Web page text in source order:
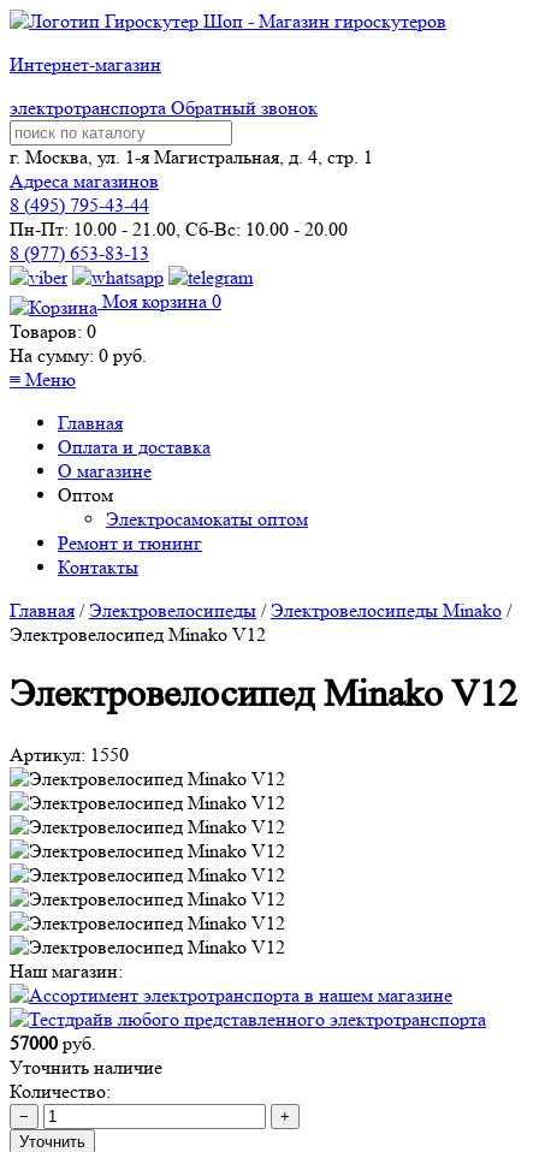
Интернет-магазин
электротранспорта Обратный звонок
г. Москва, ул. 1-я Магистральная, д. 4, стр. 1
Адреса магазинов
8 (495) 795-43-44
Пн-Пт: 10.00 - 21.00, Сб-Вс: 10.00 - 20.00
8 (977) 653-83-13
Моя корзина 0
Товаров: 0
На сумму: 0 руб.
≡ Меню
Главная
Оплата и доставка
О магазине
Оптом
Электросамокаты оптом
Ремонт и тюнинг
Контакты
Главная /Электровелосипеды /Электровелосипеды Minako /
Электровелосипед Minako V12
Электровелосипед Minako V12
Артикул: 1550
Наш магазин:
57000 руб.
Уточнить наличие
Количество:
−
+
Уточнить